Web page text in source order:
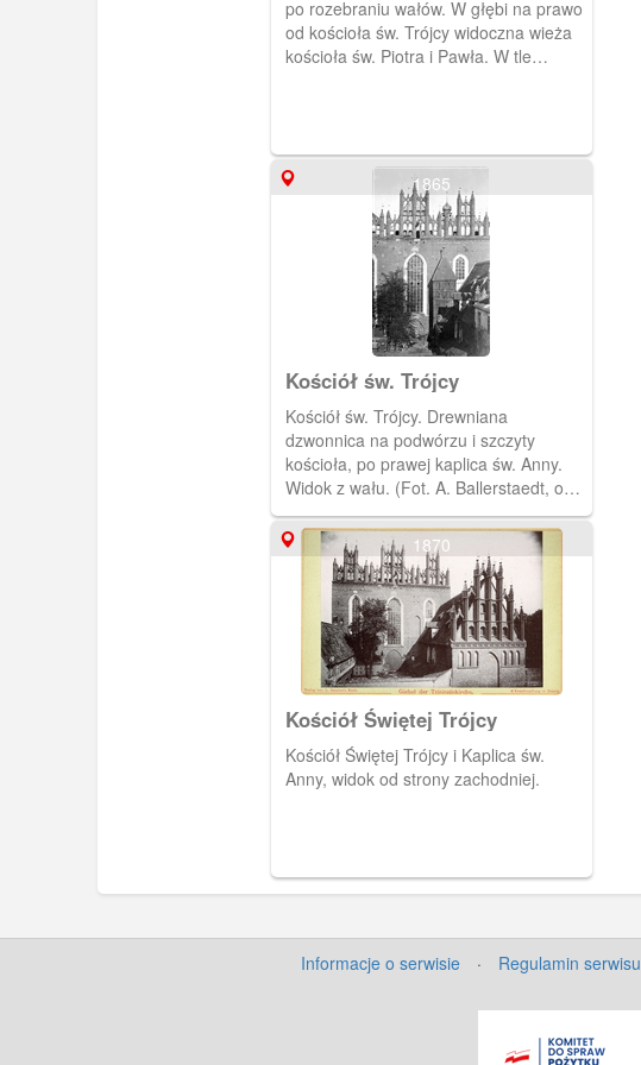
po rozebraniu wałów. W głębi na prawo
od kościoła św. Trójcy widoczna wieża
kościoła św. Piotra i Pawła. W tle
1865
Kościół św. Trójcy
Kościół św. Trójcy. Drewniana
dzwonnica na podwórzu i szczyty
kościoła, po prawej kaplica św. Anny.
Widok z wału. (Fot. A. Ballerstaedt, ok.
1865) [IDX:1130,623]
1870
Kościół Świętej Trójcy
Kościół Świętej Trójcy i Kaplica św.
Anny, widok od strony zachodniej.
Informacje o serwisie · Regulamin serwisu